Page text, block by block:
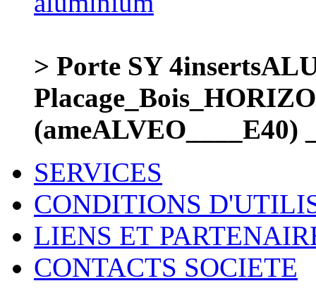
> Porte SY
(ameALVEO____E40)
SERVICES
CONDITIONS
LIENS ET
CONTACTS SOCIETE